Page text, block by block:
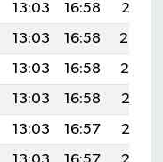
13:03 16:58
20:21
13:03 16:58
20:20
13:03 16:58
20:19
13:03 16:58
20:18
13:03 16:57
20:17